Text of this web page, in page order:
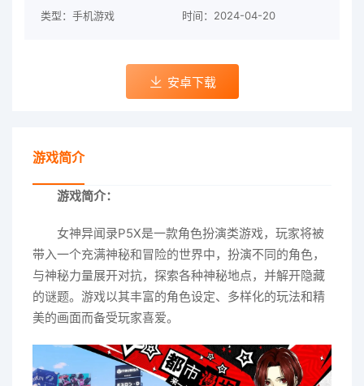
类型：手机游戏 时间：2024-04-20
安卓下载
游戏简介
游戏简介：
女神异闻录P5X是一款角色扮演类游戏，玩家将被
带入一个充满神秘和冒险的世界中，扮演不同的角色，
与神秘力量展开对抗，探索各种神秘地点，并解开隐藏
的谜题。游戏以其丰富的角色设定、多样化的玩法和精
美的画面而备受玩家喜爱。